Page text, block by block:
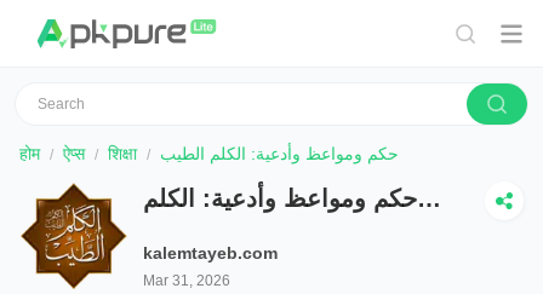
होम ऐप्स शिक्षा حكم ومواعظ وأدعية: الكلم الطيب
حكم ومواعظ وأدعية: الكلم
kalemtayeb.com
Mar 31, 2026